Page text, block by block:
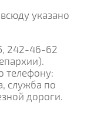
указано
242-46-62
телефону:
служба по
дороги.